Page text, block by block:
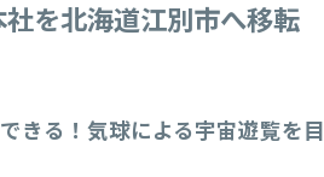
を北海道江別市へ移転
きる！気球による宇宙遊覧を